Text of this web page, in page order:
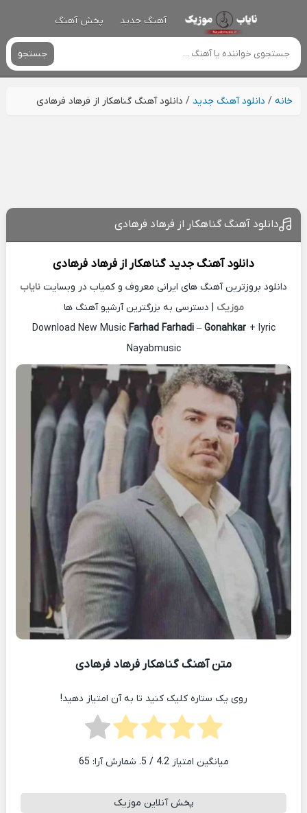
آهنگ جدید پخش آهنگ
جستجو
خانه/ دانلود آهنگ جدید / دانلود آهنگ گناهکار از فرهاد فرهادی
دانلود آهنگ گناهکار از فرهاد فرهادی
دانلود آهنگ جدید گناهکار ازفرهاد فرهادی
دانلود بروزترین آهنگ های ایرانی معروف و کمیاب در وبسایت نایاب
موزیک | دسترسی به بزرگترین آرشیو آهنگ ها
Download New Music Farhad Farhadi– Gonahkar + lyric
Nayabmusic
متن آهنگ گناهکار فرهاد فرهادی
روی یک ستاره کلیک کنید تا به آن امتیاز دهید!
میانگین امتیاز4.2 / 5. شمارش آرا: 65
پخش آنلاین موزیک